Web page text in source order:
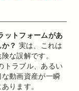
ットフォームがあ
？ 実は、これは
な誤解です。
トラブル、あるい
動画資産が一瞬
ります。